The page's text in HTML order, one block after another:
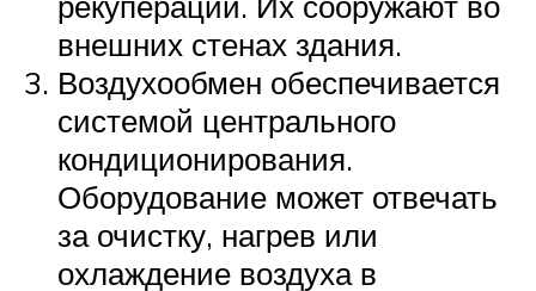
внешних стенах здания.
Воздухообмен обеспечивается
системой центрального
кондиционирования.
Оборудование может отвечать
за очистку, нагрев или
охлаждение воздуха в